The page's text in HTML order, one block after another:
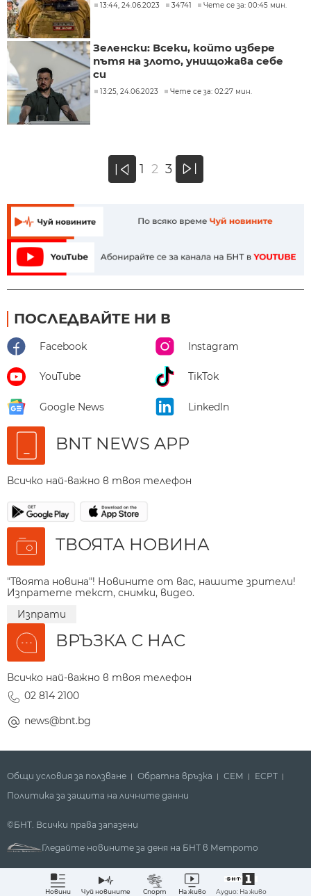
13:44, 24.06.2023 34741 Чете се за: 00:45 мин.
Зеленски: Всеки, който избере
пътя на злото, унищожава себе
си
13:25, 24.06.2023 Чете се за: 02:27 мин.
« 1 2 3 »
ПОСЛЕДВАЙТЕ НИ В
Facebook Instagram
YouTube TikTok
Google News LinkedIn
BNT NEWS APP
Всичко най-важно в твоя телефон
ТВОЯТА НОВИНА
"Твоята новина"! Новините от вас, нашите зрители!
Изпратете текст, снимки, видео.
Изпрати
ВРЪЗКА С НАС
Всичко най-важно в твоя телефон
02 814 2100
news@bnt.bg
Новини Чуй новините Спорт На живо Аудио: На живо
Общи условия за ползване Обратна връзка СЕМ
ECPT
Политика за защита на личните данни
©БНТ. Всички права запазени
Гледайте новините за деня на БНТ в Метрото